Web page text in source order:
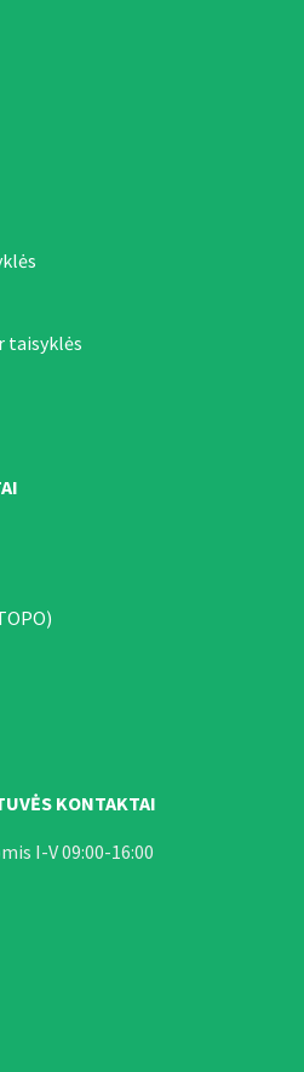
vitaminas C (3a312) 100 mg,
(3b606) 40 mg, geležis (3b106)
mg, kalio jodidas (3b201) 1,0 mg,
taurinas (3a370) 600 mg, L-
su veterinarijos gydytoju –
„Brit VD“, atitinkamai sumažinkite
ne ilgiau kaip 6 mėnesius, prieš
jūsų šuo visada turėtų šviežio
konservuotas ėdalas
funkcija. Palaiko kepenų veiklą
taisyklės
KONTAKTAI
I-V 09:00-16:00